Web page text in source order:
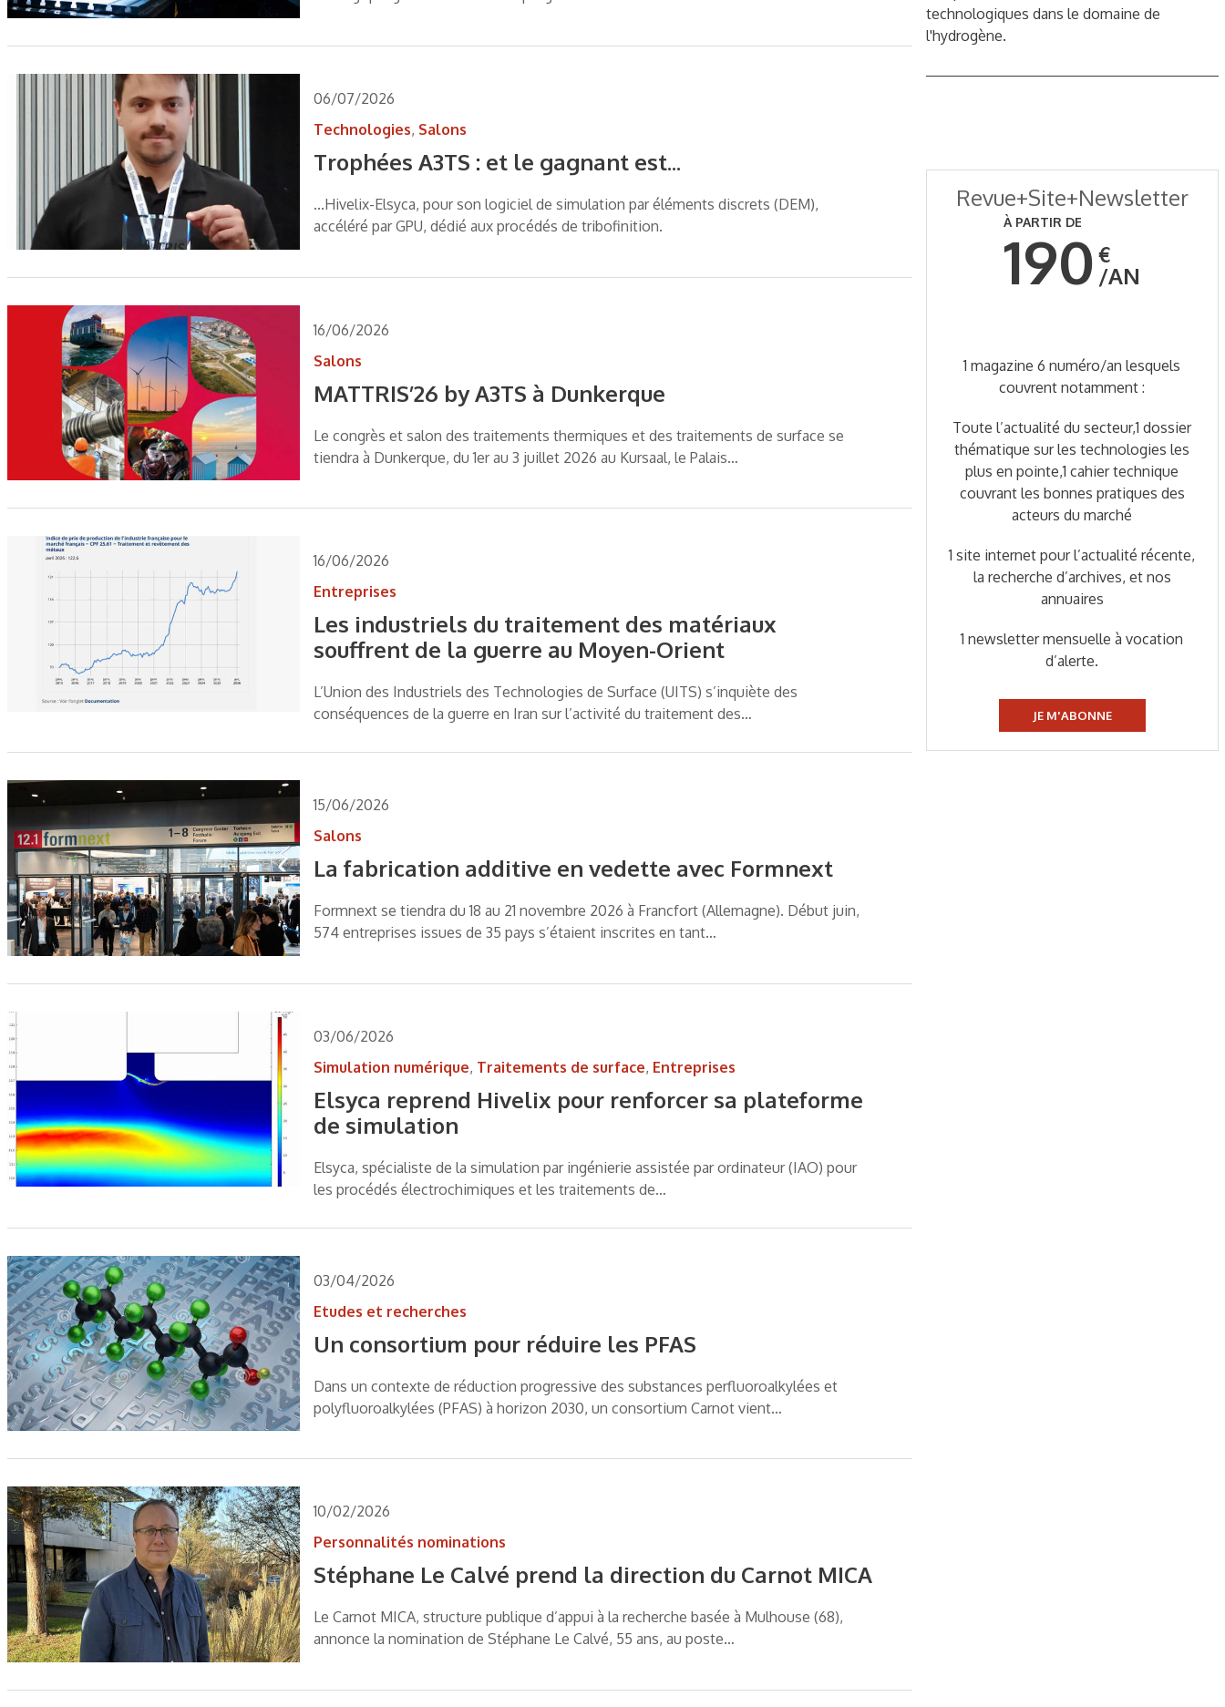
06/07/2026
Technologies, Salons
Trophées A3TS : et le gagnant est...
...Hivelix-Elsyca, pour son logiciel de simulation par éléments discrets (DEM),
accéléré par GPU, dédié aux procédés de tribofinition.
16/06/2026
Salons
MATTRIS’26 by A3TS à Dunkerque
Le congrès et salon des traitements thermiques et des traitements de surface se
tiendra à Dunkerque, du 1er au 3 juillet 2026 au Kursaal, le Palais…
16/06/2026
Entreprises
Les industriels du traitement des matériaux
souffrent de la guerre au Moyen-Orient
L’Union des Industriels des Technologies de Surface (UITS) s’inquiète des
conséquences de la guerre en Iran sur l’activité du traitement des…
15/06/2026
Salons
La fabrication additive en vedette avec Formnext
Formnext se tiendra du 18 au 21 novembre 2026 à Francfort (Allemagne). Début juin,
574 entreprises issues de 35 pays s’étaient inscrites en tant…
03/06/2026
Simulation numérique, Traitements de surface, Entreprises
Elsyca reprend Hivelix pour renforcer sa plateforme
de simulation
Elsyca, spécialiste de la simulation par ingénierie assistée par ordinateur (IAO) pour
les procédés électrochimiques et les traitements de…
03/04/2026
Etudes et recherches
Un consortium pour réduire les PFAS
Dans un contexte de réduction progressive des substances perfluoroalkylées et
polyfluoroalkylées (PFAS) à horizon 2030, un consortium Carnot vient…
10/02/2026
Personnalités nominations
Stéphane Le Calvé prend la direction du Carnot MICA
Le Carnot MICA, structure publique d’appui à la recherche basée à Mulhouse (68),
annonce la nomination de Stéphane Le Calvé, 55 ans, au poste…
technologiques dans le domaine de
l'hydrogène.
Revue+Site+Newsletter
À PARTIR DE
190€
AN
1 magazine 6 numéro/an lesquels
couvrent notamment :
Toute l’actualité du secteur,1 dossier
thématique sur les technologies les
plus en pointe,1 cahier technique
couvrant les bonnes pratiques des
acteurs du marché
1 site internet pour l’actualité récente,
la recherche d’archives, et nos
annuaires
1 newsletter mensuelle à vocation
d’alerte.
JE M'ABONNE